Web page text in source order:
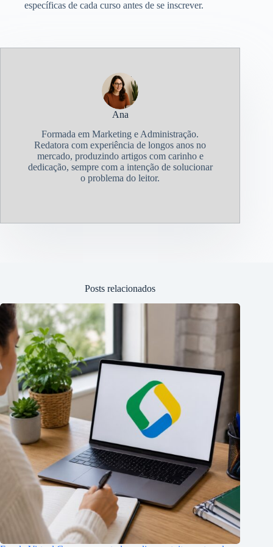
específicas de cada curso antes de se inscrever.
Ana
Formada em Marketing e Administração.
Redatora com experiência de longos anos no
mercado, produzindo artigos com carinho e
dedicação, sempre com a intenção de solucionar
o problema do leitor.
Posts relacionados